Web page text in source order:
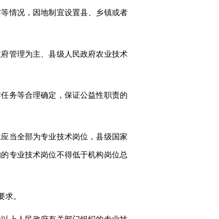
情况，因地制宜设置县、乡镇或者
管理为主、县级人民政府农业技术
务等合理确定，保证公益性职责的
当全部为专业技术岗位，县级国家
专业技术岗位不得低于机构岗位总
。